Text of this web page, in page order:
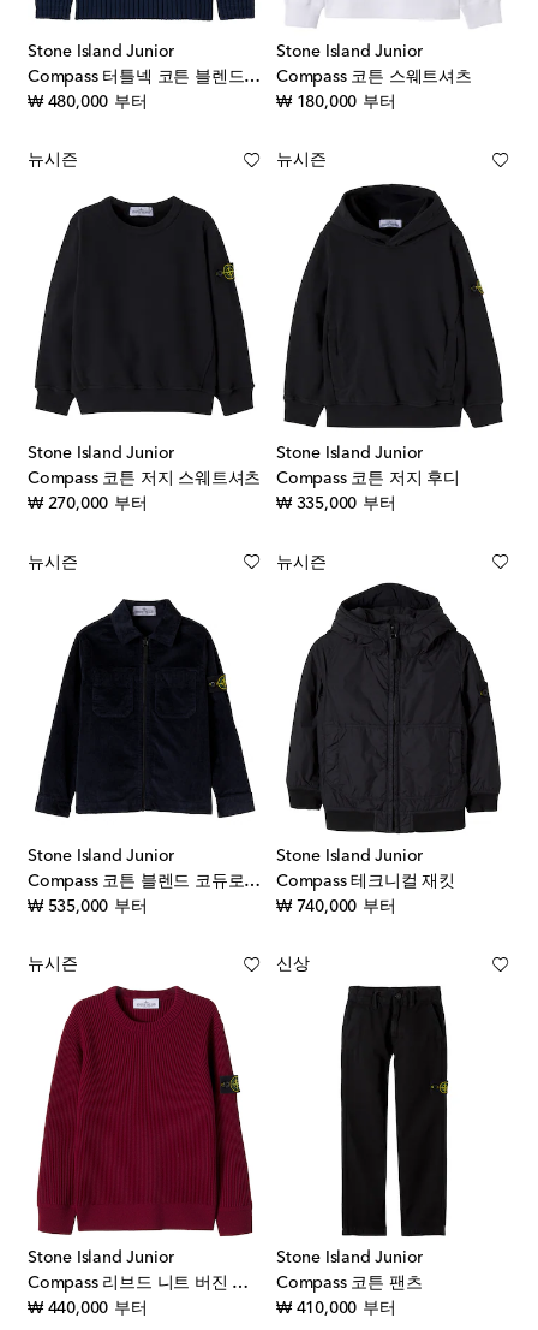
Stone Island Junior
Compass 터틀넥 코튼 블렌드 스웨터
부터
₩ 480,000 original price
Stone Island Junior
Compass 코튼 스웨트셔츠
부터
₩ 180,000 original price
뉴시즌
Stone Island Junior
Compass 코튼 저지 스웨트셔츠
부터
₩ 270,000
뉴시즌
Stone Island Junior
Compass 코튼 저지 후디
부터
₩ 335,000
뉴시즌
Stone Island Junior
Compass 코튼 블렌드 코듀로이 재킷
부터
₩ 535,000 original price
뉴시즌
Stone Island Junior
Compass 테크니컬 재킷
부터
₩ 740,000 original price
뉴시즌
Stone Island Junior
Compass 리브드 니트 버진 울 스웨터
부터
₩ 440,000
신상
Stone Island Junior
Compass 코튼 팬츠
부터
₩ 410,000